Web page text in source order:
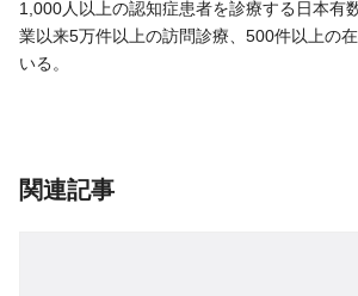
1,000人以上の認知症患者を診療する日本有
業以来5万件以上の訪問診療、500件以上の
いる。
関連記事